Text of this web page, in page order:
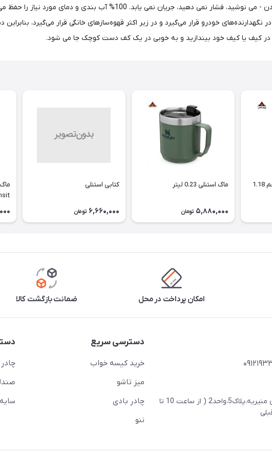
یک دست کار می کنید. فشردن - می نوشید، فشار نمی دهید،
نگهدارنده‌های خودرو قرار می‌گیرد و در زیر اکثر قهوه‌سازهای خانگی قرار می‌گیرد،
در کیف یا کیف خود بیندازید و به خوبی در یک کف دست کوچک جا می شود.
ماگ دسته دار استنلی حجم 1.18
ماگ استنلی 0.23 لیتر
5,880,000 تومان
کتابی استنلی
6,660,000 تومان
امکان پرداخت در محل ضمانت بازگشت کالا
تهران،ضلع شرقی میدان منیریه،پلاک5،واحد2 ( از ساعت 10 تا
دسترسی سریع
خرید کیسه خواب
میز تاشو
چادر بادی
ننو